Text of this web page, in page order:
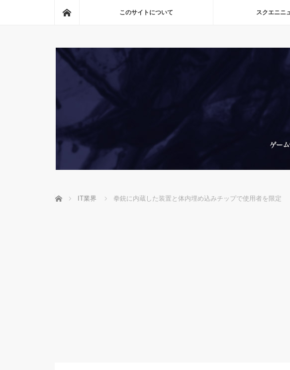
このサイトについて スクエニニ
ホーム IT業界 拳銃に内蔵した装置と体内埋め込みチップで使用者を限定